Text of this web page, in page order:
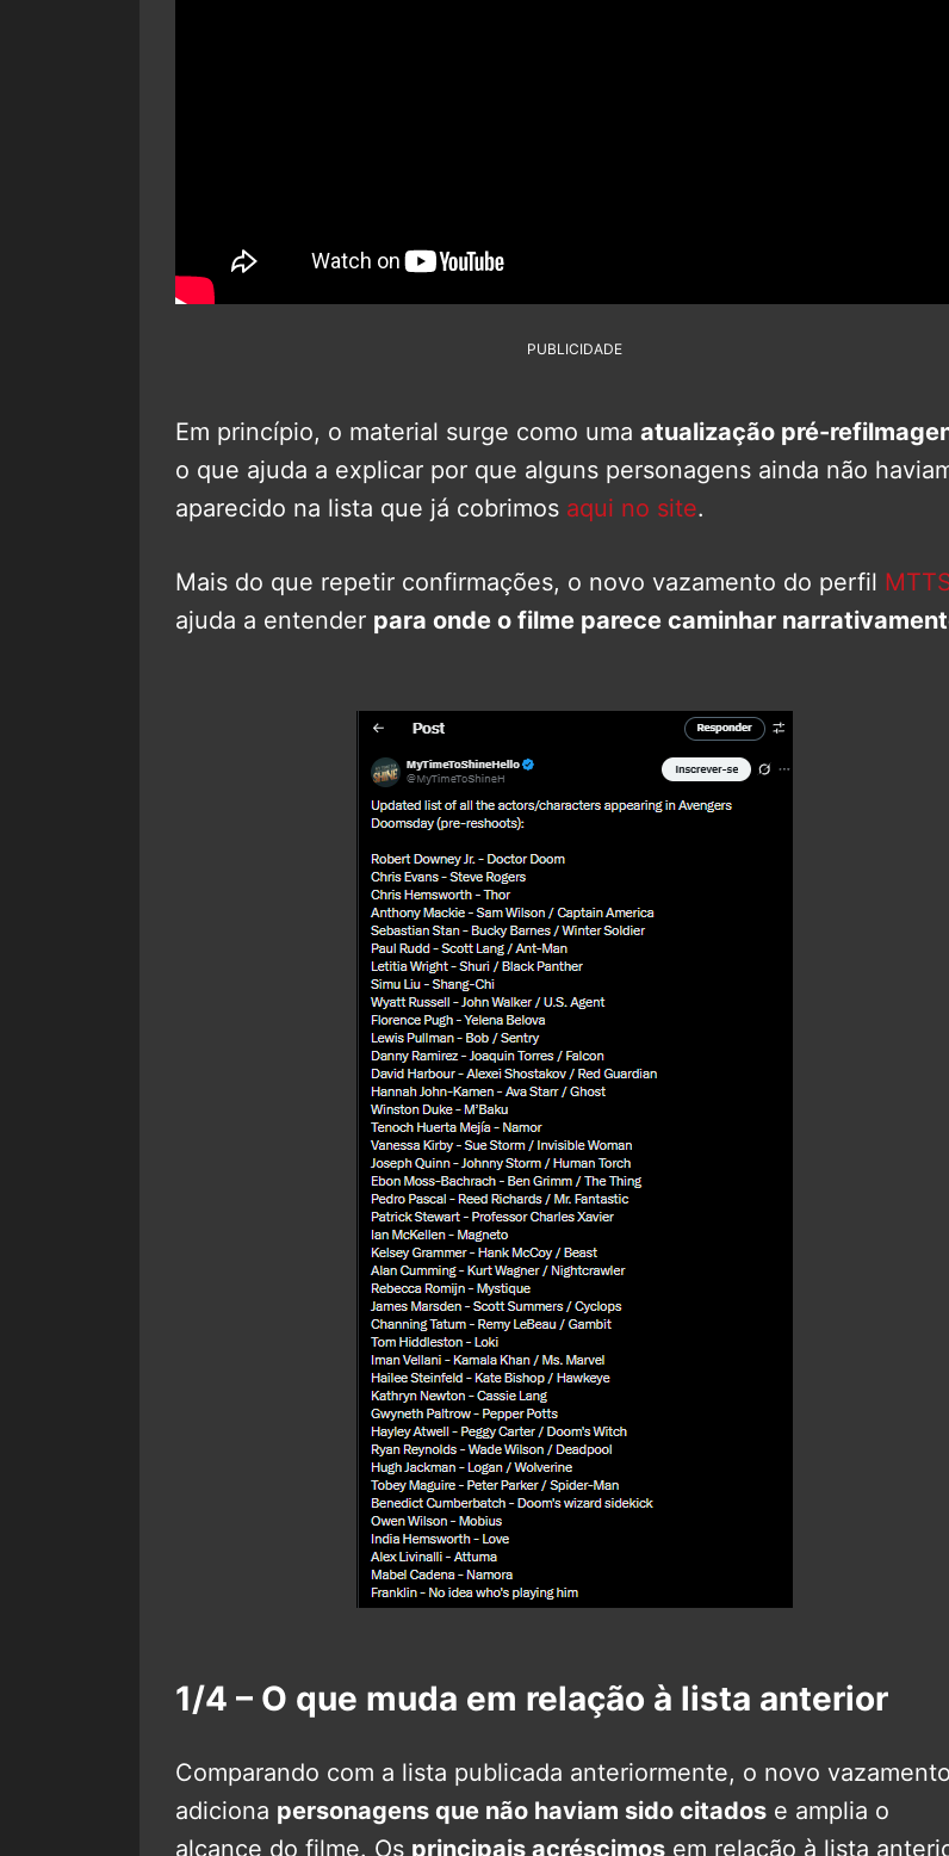
PUBLICIDADE
Em princípio, o material surge como uma atualização pré-
o que ajuda a explicar por que alguns personagens ainda não
aparecido na lista que já cobrimos aqui no site.
Mais do que repetir confirmações, o novo vazamento do perfil
ajuda a entender para onde o filme parece caminhar
1/4 – O que muda em relação à lista anterior
Comparando com a lista publicada anteriormente, o novo vazamento
adiciona personagens que não haviam sido citados e amplia o
alcance do filme. Os principais acréscimos em relação à lista